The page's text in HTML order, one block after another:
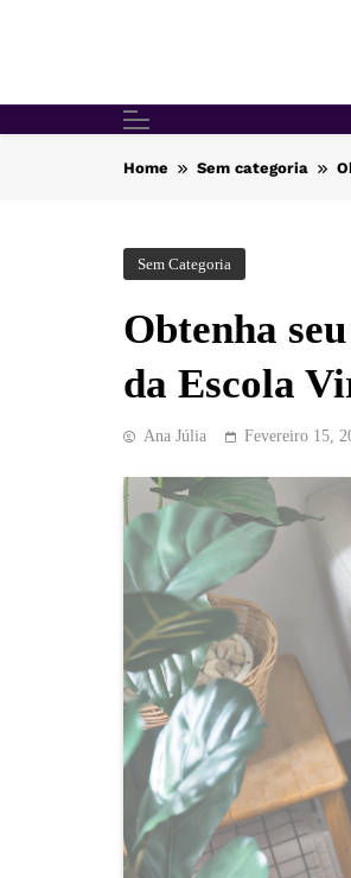
Home Sem categoria
Sem Categoria
Obtenha
da Escola
Ana Júlia Fevereiro 15,